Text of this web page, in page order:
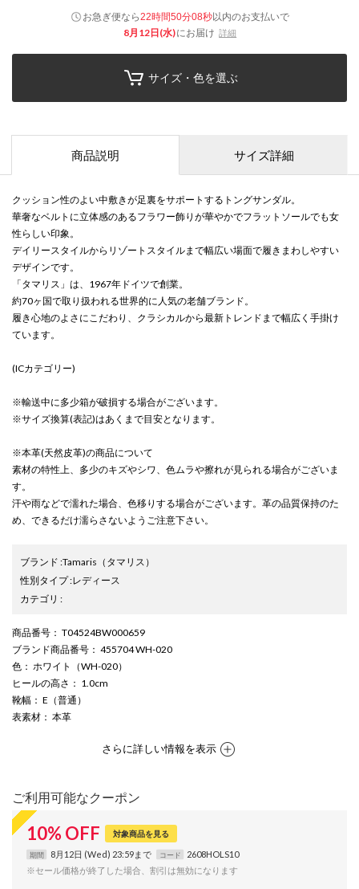
お急ぎ便なら22時間50分07秒以内のお支払いで
8月12日(水)にお届け 詳細
サイズ・色を選ぶ
商品説明 サイズ詳細
クッション性のよい中敷きが足裏をサポートするトングサンダル。
華奢なベルトに立体感のあるフラワー飾りが華やかでフラットソールでも女
性らしい印象。
デイリースタイルからリゾートスタイルまで幅広い場面で履きまわしやすい
デザインです。
「タマリス」は、1967年ドイツで創業。
約70ヶ国で取り扱われる世界的に人気の老舗ブランド。
履き心地のよさにこだわり、クラシカルから最新トレンドまで幅広く手掛け
ています。
(ICカテゴリー)
※輸送中に多少箱が破損する場合がございます。
※サイズ換算(表記)はあくまで目安となります。
※本革(天然皮革)の商品について
素材の特性上、多少のキズやシワ、色ムラや擦れが見られる場合がございま
す。
汗や雨などで濡れた場合、色移りする場合がございます。革の品質保持のた
め、できるだけ濡らさないようご注意下さい。
ブランド :Tamaris （タマリス）
性別タイプ:レディース
カテゴリ :
商品番号 ： T04524BW000659
ブランド商品番号 ： 455704 WH-020
色 ： ホワイト（WH-020）
ヒールの高さ ： 1.0cm
靴幅 ： E（普通）
表素材 ： 本革
さらに詳しい情報を表示
ご利用可能なクーポン
10% OFF 対象商品を見る
期間 8月12日 (Wed) 23:59まで コード
2608HOLS10
※セール価格が終了した場合、割引は無効になります